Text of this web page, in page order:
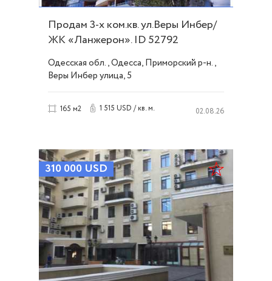
Продам 3-х ком.кв. ул.Веры Инбер/
ЖК «Ланжерон». ID 52792
Одесская обл., Одесса, Приморский р-н.,
Веры Инбер улица, 5
165 м2 1 515 USD / кв. м. 02.08.26
310 000 USD